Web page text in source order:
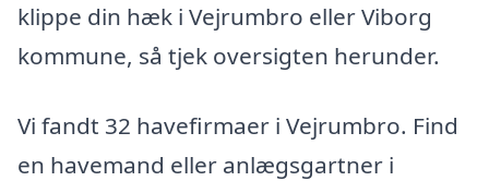
klippe din hæk i Vejrumbro eller Viborg
kommune, så tjek oversigten herunder.
Vi fandt 32 havefirmaer i Vejrumbro. Find
en havemand eller anlægsgartner i